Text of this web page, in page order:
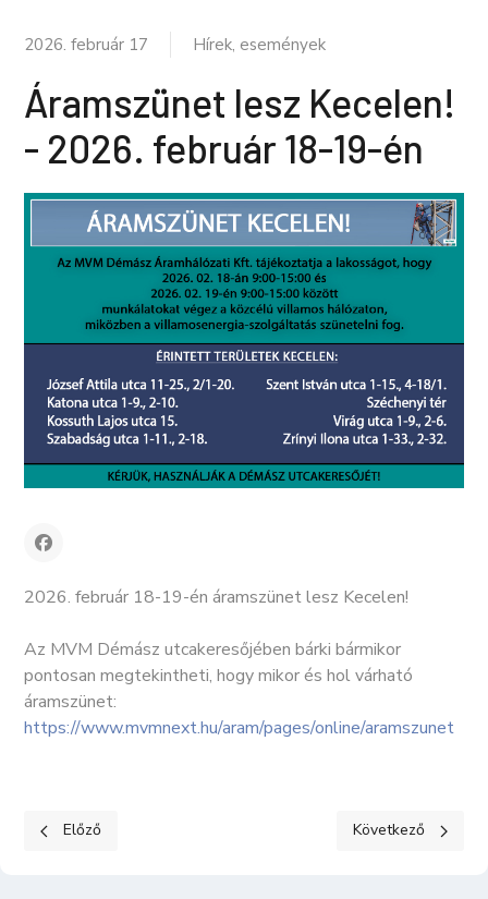
2026. február 17 Hírek, események
Áramszünet lesz Kecelen!
- 2026. február 18-19-én
2026. február 18-19-én áramszünet lesz Kecelen!
Az MVM Démász utcakeresőjében bárki bármikor
pontosan megtekintheti, hogy mikor és hol várható
áramszünet:
https://www.mvmnext.hu/aram/pages/online/aramszunet
Előző cikk: 2026. március 15-i megemlékezés
Előző Következő cikk:
Következő